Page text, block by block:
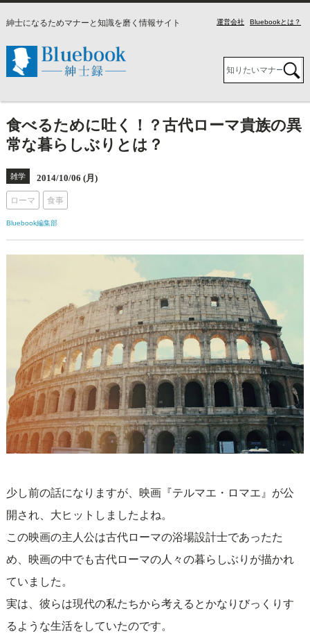
紳士になるためマナーと知識を磨く情報サイト Bluebookとは？
運営会社
食べるために吐く！？古代ローマ貴族の異
常な暮らしぶりとは？
雑学 2014/10/06 (月)
ローマ 食事
Bluebook編集部
少し前の話になりますが、映画『テルマエ・ロマエ』が公
開され、大ヒットしましたよね。
この映画の主人公は古代ローマの浴場設計士であったた
め、映画の中でも古代ローマの人々の暮らしぶりが描かれ
ていました。
実は、彼らは現代の私たちから考えるとかなりびっくりす
るような生活をしていたのです。